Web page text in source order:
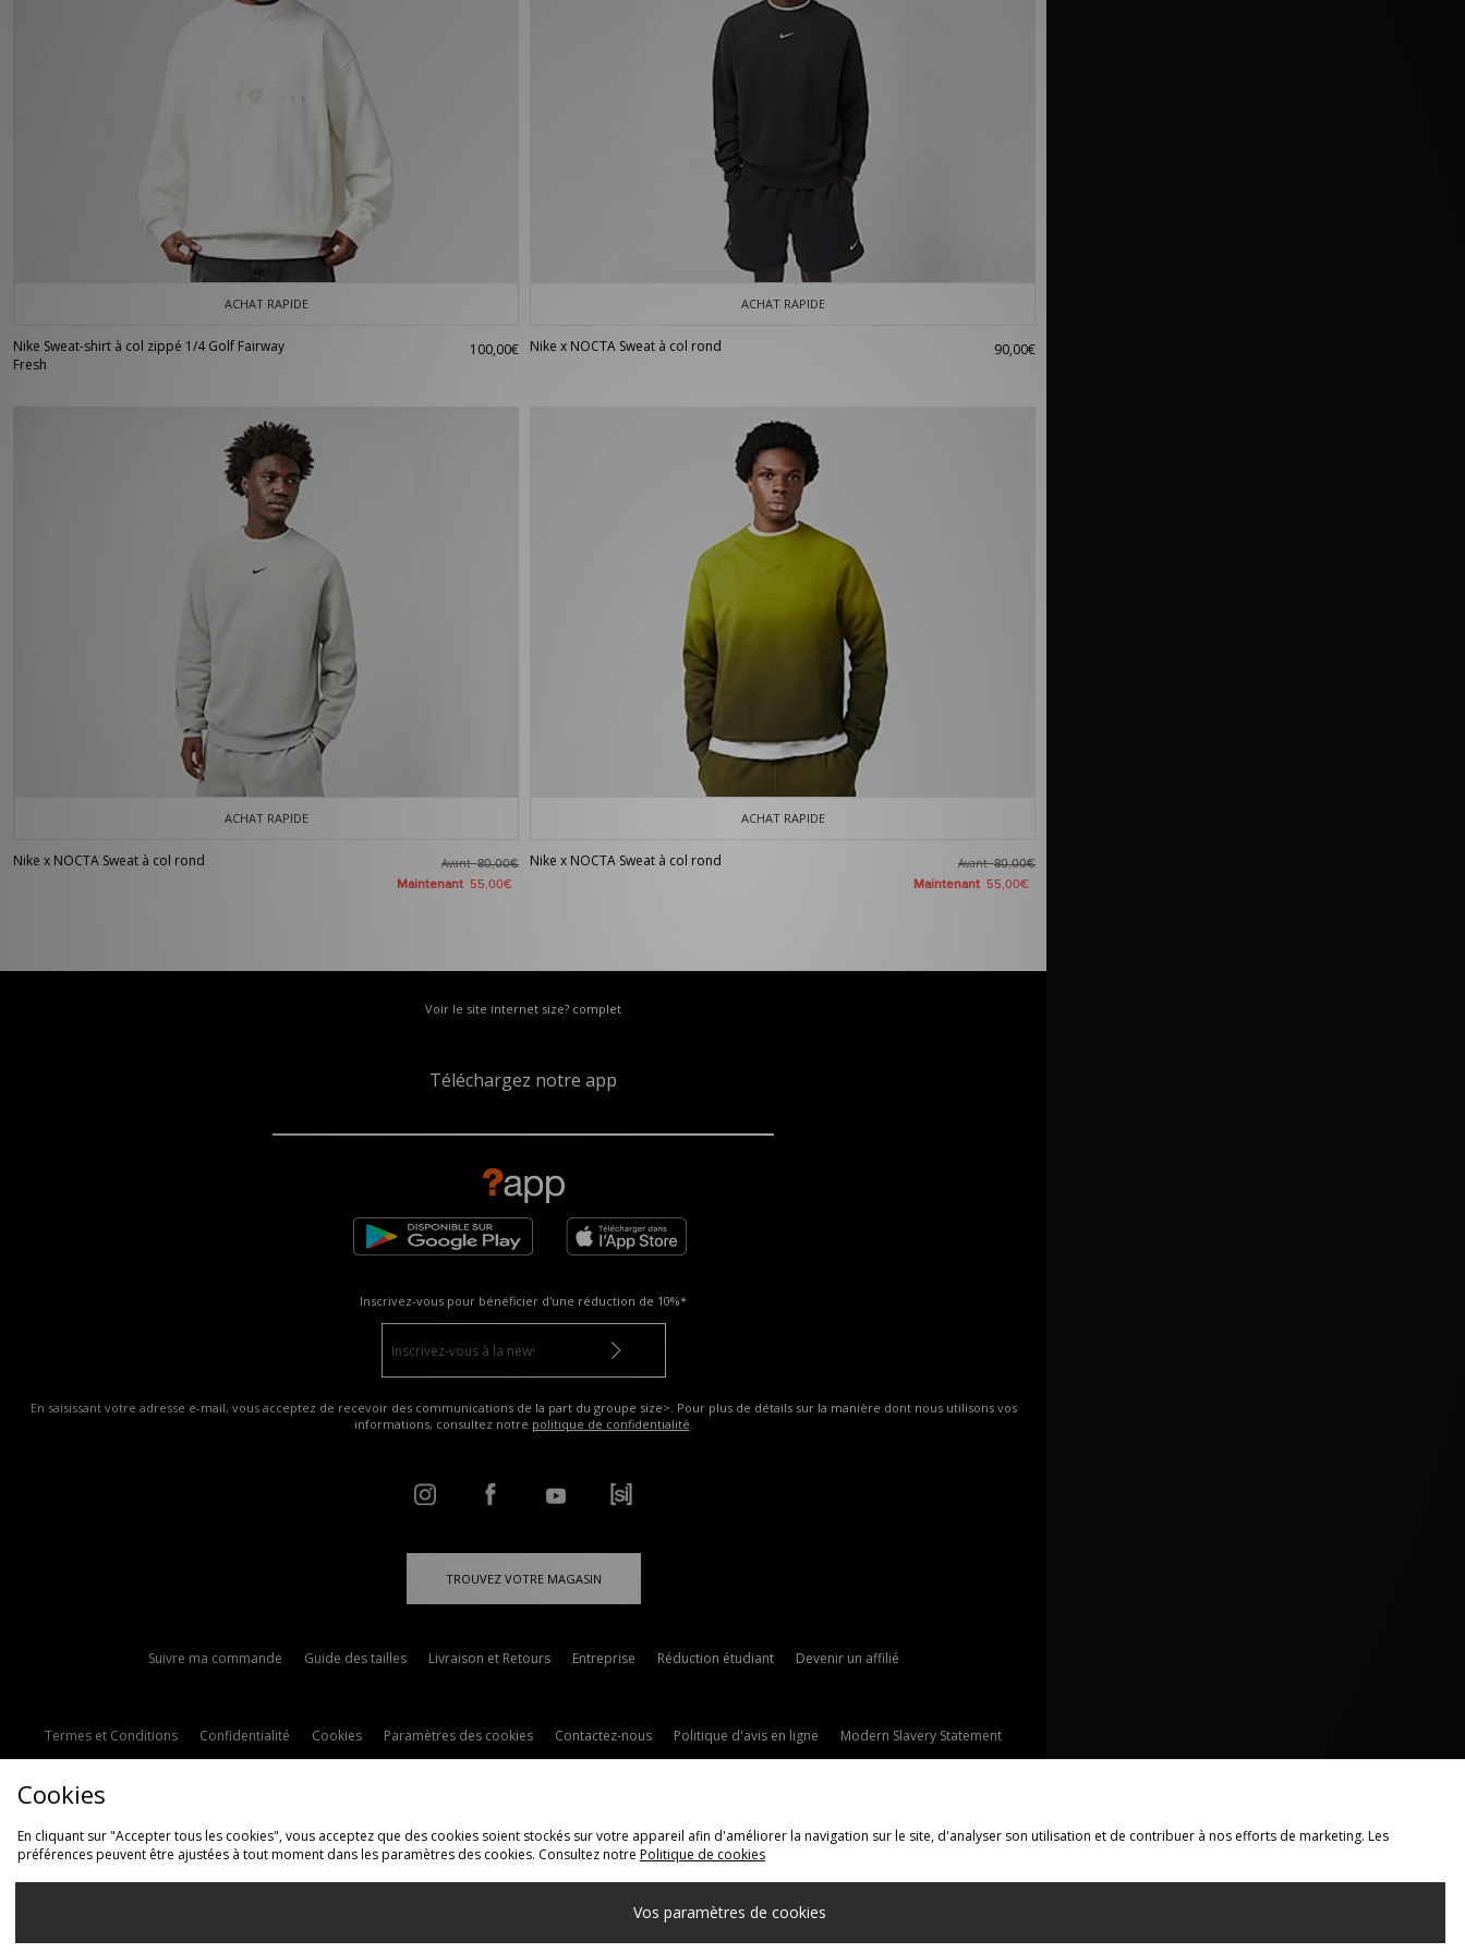
ACHAT RAPIDE
Nike Sweat-shirt à col zippé 1/4 Golf Fairway
Fresh
100,00€
ACHAT RAPIDE
Nike x NOCTA Sweat à col rond 90,00€
ACHAT RAPIDE
Nike x NOCTA Sweat à col rond Avant80,00€
Maintenant 55,00€
ACHAT RAPIDE
Nike x NOCTA Sweat à col rond Avant80,00€
Maintenant 55,00€
Voir le site internet size? complet
Téléchargez notre app
Inscrivez-vous pour bénéficier d'une réduction de 10%*
En saisissant votre adresse e-mail, vous acceptez de recevoir des communications de la part du groupe size>. Pour plus de détails sur la manière dont nous utilisons vos
informations, consultez notre politique de confidentialité.
TROUVEZ VOTRE MAGASIN
Suivre ma commande Guide des tailles Livraison et Retours Entreprise Réduction étudiant Devenir un affilié
Termes et Conditions Confidentialité Cookies Paramètres des cookies Contactez-nous Politique d'avis en ligne Modern Slavery Statement
Livraison Vers
Cookies
En cliquant sur "Accepter tous les cookies", vous acceptez que des cookies soient stockés sur votre appareil afin d'améliorer la navigation sur le site, d'analyser son utilisation et de contribuer à nos efforts de marketing. Les
préférences peuvent être ajustées à tout moment dans les paramètres des cookies. Consultez notre Politique de cookies
Vos paramètres de cookies